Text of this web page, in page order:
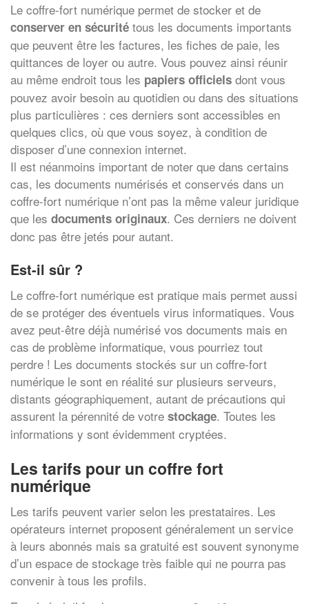
Le coffre-fort numérique permet de stocker et de
conserver en sécurité tous les documents importants
que peuvent être les factures, les fiches de paie, les
quittances de loyer ou autre. Vous pouvez ainsi réunir
au même endroit tous les papiers officiels dont vous
pouvez avoir besoin au quotidien ou dans des situations
plus particulières : ces derniers sont accessibles en
quelques clics, où que vous soyez, à condition de
disposer d’une connexion internet.
Il est néanmoins important de noter que dans certains
cas, les documents numérisés et conservés dans un
coffre-fort numérique n’ont pas la même valeur juridique
que les documents originaux. Ces derniers ne doivent
donc pas être jetés pour autant.
Est-il sûr ?
Le coffre-fort numérique est pratique mais permet aussi
de se protéger des éventuels virus informatiques. Vous
avez peut-être déjà numérisé vos documents mais en
cas de problème informatique, vous pourriez tout
perdre ! Les documents stockés sur un coffre-fort
numérique le sont en réalité sur plusieurs serveurs,
distants géographiquement, autant de précautions qui
assurent la pérennité de votre stockage. Toutes les
informations y sont évidemment cryptées.
Les tarifs pour un coffre fort
numérique
Les tarifs peuvent varier selon les prestataires. Les
opérateurs internet proposent généralement un service
à leurs abonnés mais sa gratuité est souvent synonyme
d’un espace de stockage très faible qui ne pourra pas
convenir à tous les profils.